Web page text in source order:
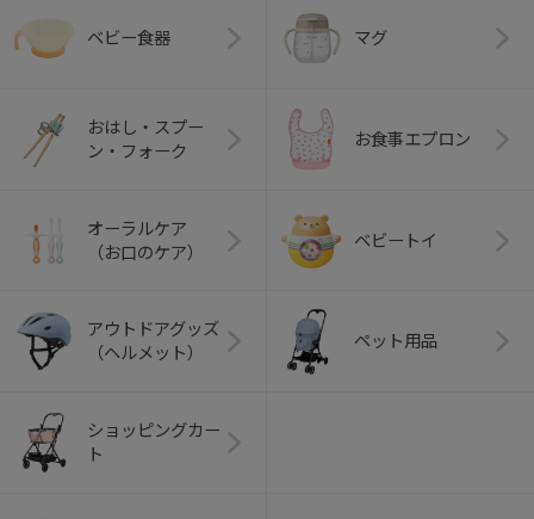
ベビー食器 マグ
おはし・スプー
ン・フォーク
お食事エプロン
オーラルケア
（お口のケア）
ベビートイ
アウトドアグッズ
（ヘルメット）
ペット用品
ショッピングカー
ト